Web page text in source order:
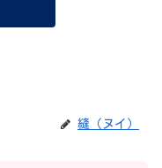
縫（ヌイ）